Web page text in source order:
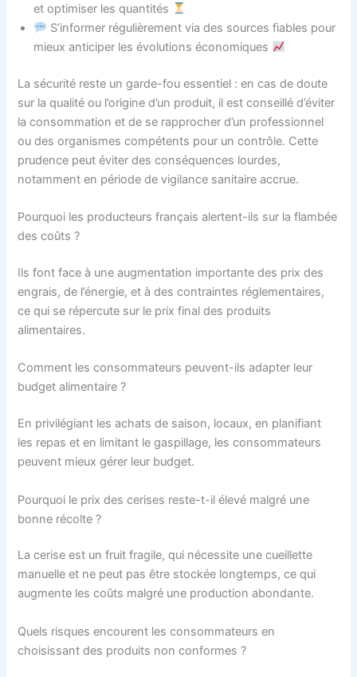
et optimiser les quantités
S’informer régulièrement via des sources fiables pour
mieux anticiper les évolutions économiques
La sécurité reste un garde-fou essentiel : en cas de doute
sur la qualité ou l’origine d’un produit, il est conseillé d’éviter
la consommation et de se rapprocher d’un professionnel
ou des organismes compétents pour un contrôle. Cette
prudence peut éviter des conséquences lourdes,
notamment en période de vigilance sanitaire accrue.
Pourquoi les producteurs français alertent-ils sur la flambée
des coûts ?
Ils font face à une augmentation importante des prix des
engrais, de l’énergie, et à des contraintes réglementaires,
ce qui se répercute sur le prix final des produits
alimentaires.
Comment les consommateurs peuvent-ils adapter leur
budget alimentaire ?
En privilégiant les achats de saison, locaux, en planifiant
les repas et en limitant le gaspillage, les consommateurs
peuvent mieux gérer leur budget.
Pourquoi le prix des cerises reste-t-il élevé malgré une
bonne récolte ?
La cerise est un fruit fragile, qui nécessite une cueillette
manuelle et ne peut pas être stockée longtemps, ce qui
augmente les coûts malgré une production abondante.
Quels risques encourent les consommateurs en
choisissant des produits non conformes ?